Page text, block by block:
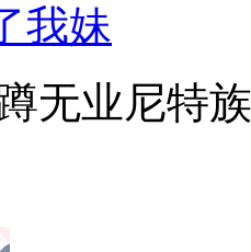
我妹
无业尼特